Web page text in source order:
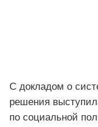
С докладом о
решения
по социальной